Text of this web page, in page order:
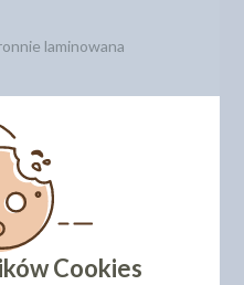
laminowana
Cookies